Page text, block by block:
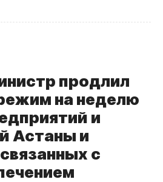
продлил
на неделю
и
Астаны и
с